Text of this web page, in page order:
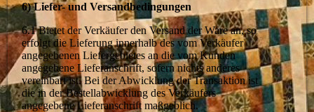
6) Liefer- und Versandbedingungen
6.1 Bietet der Verkäufer den Versand der Ware an, so
erfolgt die Lieferung innerhalb des vom Verkäufer
angegebenen Liefergebietes an die vom Kunden
angegebene Lieferanschrift, sofern nichts anderes
vereinbart ist. Bei der Abwicklung der Transaktion ist
die in der Bestellabwicklung des Verkäufers
angegebene Lieferanschrift maßgeblich.